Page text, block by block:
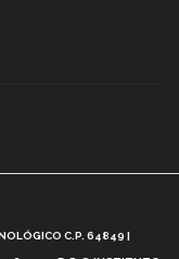
C.P. 64849 |